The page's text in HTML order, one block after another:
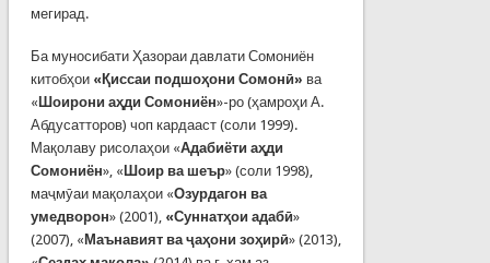
мегирад.
Ба муносибати Ҳазораи давлати Сомониён
китобҳои «Қиссаи подшоҳони Сомонӣ» ва
«Шоирони аҳди Сомониён»-ро (ҳамроҳи А.
Абдусатторов) чоп кардааст (соли 1999).
Мақолаву рисолаҳои «Адабиёти аҳди
Сомониён», «Шоир ва шеър» (соли 1998),
маҷмӯаи мақолаҳои «Озурдагон ва
умедворон» (2001), «Суннатҳои адабӣ»
(2007), «Маънавият ва ҷаҳони зоҳирӣ» (2013),